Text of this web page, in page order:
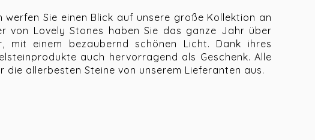
werfen Sie einen Blick auf unsere große Kollektion an
von Lovely Stones haben Sie das ganze Jahr über
mit einem bezaubernd schönen Licht. Dank ihres
auch hervorragend als Geschenk. Alle
die allerbesten Steine von unserem Lieferanten aus.
halten. Heutzutage werden sie hauptsächlich als
Ein anderer Name für Teelichter ist Teelicht